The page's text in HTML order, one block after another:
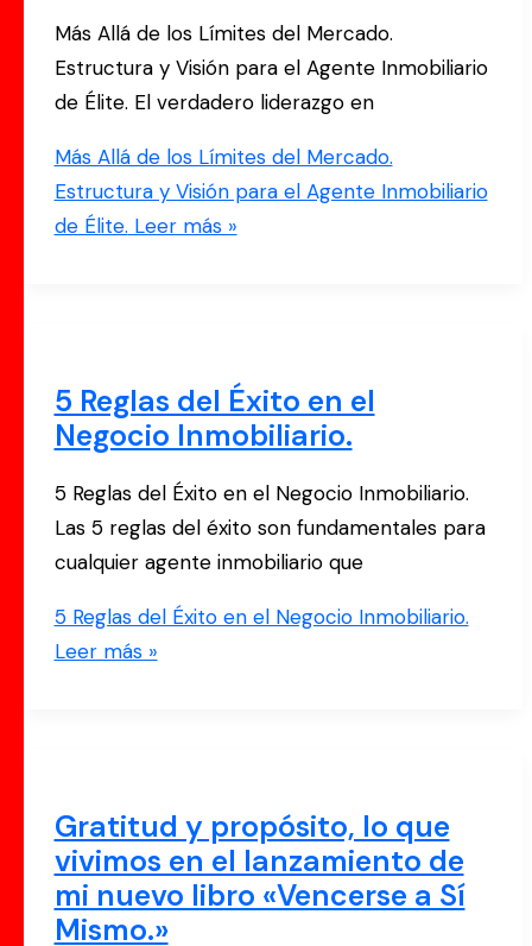
Más Allá de los Límites del Mercado.
Estructura y Visión para el Agente Inmobiliario
de Élite. El verdadero liderazgo en
Más Allá de los Límites del Mercado.
Estructura y Visión para el Agente Inmobiliario
de Élite. Leer más »
5 Reglas del Éxito en el
Negocio Inmobiliario.
5 Reglas del Éxito en el Negocio Inmobiliario.
Las 5 reglas del éxito son fundamentales para
cualquier agente inmobiliario que
5 Reglas del Éxito en el Negocio Inmobiliario.
Leer más »
Gratitud y propósito, lo que
vivimos en el lanzamiento de
mi nuevo libro «Vencerse a Sí
Mismo.»